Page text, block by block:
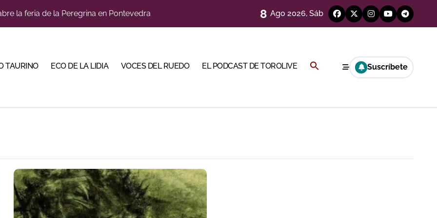
la feria de la Peregrina en Pontevedra
Plaza Real y abre la Puerta Grande en El Puerto
y Diego Tebas en una apertura de la Albahaca marcada por el buen juego de Los Maños
de desafíos y variedad ganadera
a ganar terreno tras su paso por Madrid
la tercera tarde de Morante en la temporada portuense
8 Ago 2026, Sáb
TAURINO ECO DE LA LIDIA VOCES DEL RUEDO EL PODCAST DE TOROLIVE Buscar: Suscríbete